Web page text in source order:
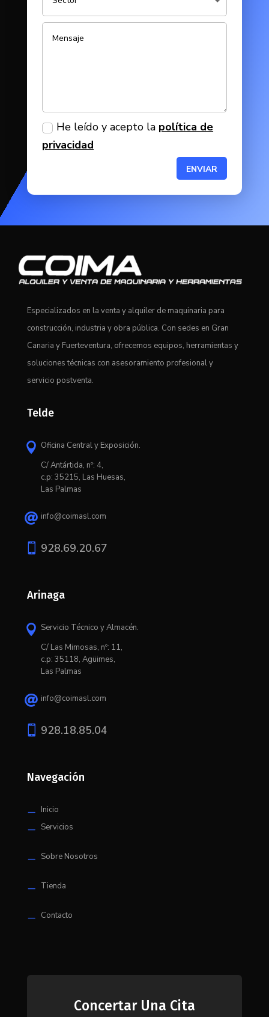
He leído y acepto la política de
privacidad
ENVIAR
Especializados en la venta y alquiler de maquinaria para
construcción, industria y obra pública. Con sedes en Gran
Canaria y Fuerteventura, ofrecemos equipos, herramientas y
soluciones técnicas con asesoramiento profesional y
servicio postventa.
Telde
 Oficina Central y Exposición.
C/ Antártida, nº: 4,
c.p: 35215, Las Huesas,
Las Palmas
 info@coimasl.com
 928.69.20.67
Arinaga
 Servicio Técnico y Almacén.
C/ Las Mimosas, nº: 11,
c.p: 35118, Agüimes,
Las Palmas
 info@coimasl.com
 928.18.85.04
Navegación
K Inicio
K Servicios
K Sobre Nosotros
K Tienda
K Contacto
Concertar Una Cita